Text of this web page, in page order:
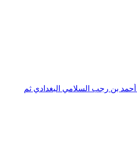
بن رجب السلامي البغدادي ثم